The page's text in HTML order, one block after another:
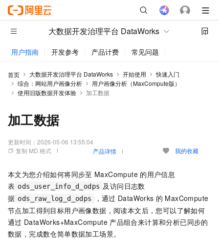
大数据开发治理平台 DataWorks
用户指南 开发参考 产品计费 常见问题
首页 大数据开发治理平台 DataWorks 开始使用
快速入门
综合：网站用户画像分析
用户画像分析（MaxCompute版）
使用旧版数据开发体验
加工数据
加工数据
更新时间： 2026-05-06 13:55:04
复制 MD 格式
产品详情 我的收藏
本文为您介绍如何将同步至 MaxCompute 的用户信息
表 ods_user_info_d_odps 及访问日志数
据 ods_raw_log_d_odps ，通过 DataWorks 的 MaxCompute
节点加工得到目标用户画像数据，阅读本文后，您可以了解如何
通过 DataWorks+MaxCompute 产品组合来计算和分析已同步的
数据，完成数仓简单数据加工场景。